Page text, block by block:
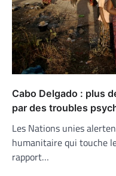
Cabo Delgado : plus
par des troubles
Les Nations unies
humanitaire qui touche
rapport…